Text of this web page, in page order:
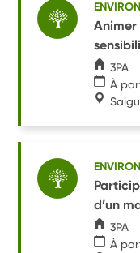
3PA
À
d’un
3PA
À